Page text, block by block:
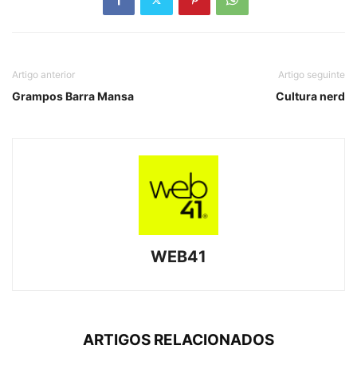
Artigo anterior
Grampos Barra Mansa
Artigo seguinte
Cultura nerd
WEB41
ARTIGOS RELACIONADOS